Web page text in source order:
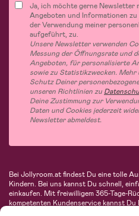
Ja, ich möchte gerne Newsletter
Angeboten und Informationen
der Verwendung meiner
aufgeführt, zu.
Unsere Newsletter verwenden
Messung der Öffnungsrate und
Angeboten, für personalisierte
sowie zu Statistikzwecken. Mehr
Schutz Deiner
unseren Richtlinien zu
Deine Zustimmung zur
Daten und Cookies jederzeit
Newsletter abmeldest.
Bei Jollyroom.at findest Du eine tolle
Kindern. Bei uns kannst Du schnell,
einkaufen. Mit freiwilligem 365-Tage-
kompetenten Kundenservice kannst